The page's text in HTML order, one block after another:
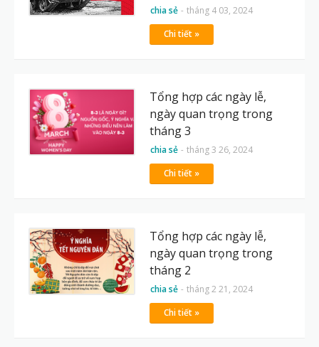
chia sẻ - tháng 4 03, 2024
Chi tiết »
Tổng hợp các ngày lễ,
ngày quan trọng trong
tháng 3
chia sẻ - tháng 3 26, 2024
Chi tiết »
Tổng hợp các ngày lễ,
ngày quan trọng trong
tháng 2
chia sẻ - tháng 2 21, 2024
Chi tiết »